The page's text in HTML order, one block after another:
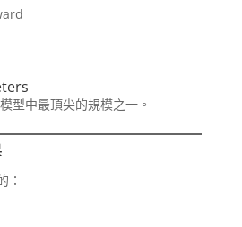
型中最頂尖的規模之一。
：